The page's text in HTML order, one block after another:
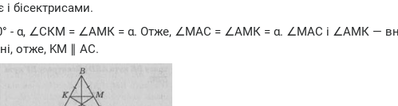
бісектрисами.
- α, ∠СКМ = ∠АМК = α. Отже, ∠МАС = ∠АМК = α. ∠МАС і ∠АМК —
отже, KM ∥ АС.